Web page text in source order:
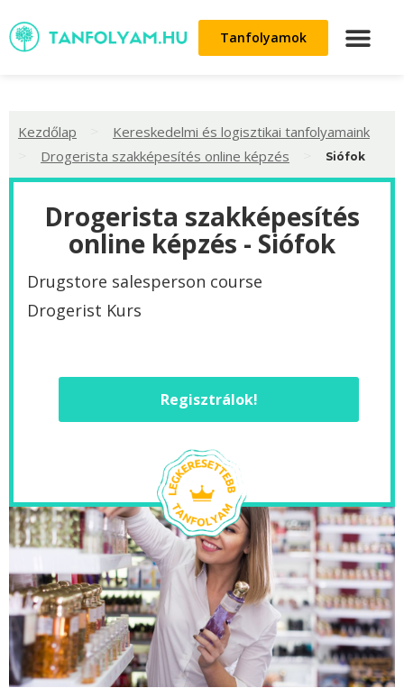
Tanfolyamok
Kezdőlap Kereskedelmi és logisztikai tanfolyamaink
Drogerista szakképesítés online képzés Siófok
Drogerista szakképesítés
online képzés - Siófok
Drugstore salesperson course
Drogerist Kurs
Regisztrálok!